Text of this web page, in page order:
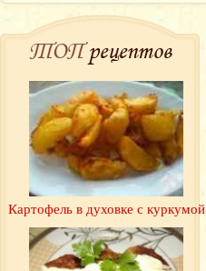
ТОПрецептов
Картофель в духовке с куркумой